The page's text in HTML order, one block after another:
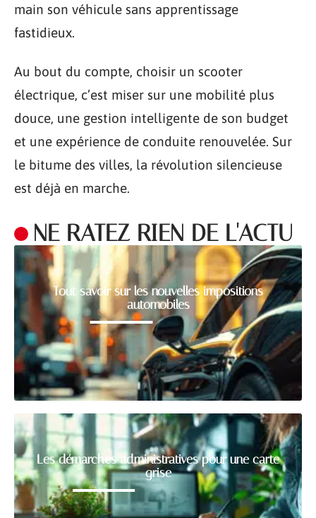
main son véhicule sans apprentissage
fastidieux.
Au bout du compte, choisir un scooter
électrique, c’est miser sur une mobilité plus
douce, une gestion intelligente de son budget
et une expérience de conduite renouvelée. Sur
le bitume des villes, la révolution silencieuse
est déjà en marche.
NE RATEZ RIEN DE L'ACTU
Tout savoir sur les nouvelles impositions
automobiles
Les démarches administratives pour une carte
grise